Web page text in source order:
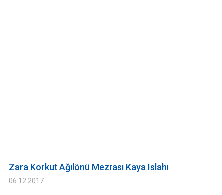
Zara Korkut Ağılönü Mezrası Kaya Islahı
06.12.2017